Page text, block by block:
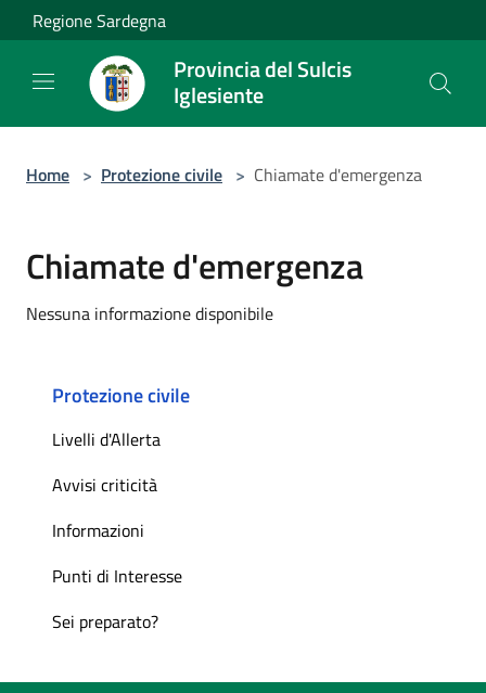
Salta al contenuto principale
Regione Sardegna
Provincia del Sulcis
Iglesiente
Home > Protezione civile > Chiamate d'emergenza
Chiamate d'emergenza
Nessuna informazione disponibile
Protezione civile
Livelli d'Allerta
Avvisi criticità
Informazioni
Punti di Interesse
Sei preparato?